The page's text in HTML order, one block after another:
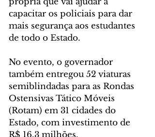
capacitar os policiais para dar
mais segurança aos estudantes
de todo o Estado.
No evento, o governador
também entregou 52 viaturas
semiblindadas para as Rondas
Ostensivas Tático Móveis
(Rotam) em 31 cidades do
Estado, com investimento de